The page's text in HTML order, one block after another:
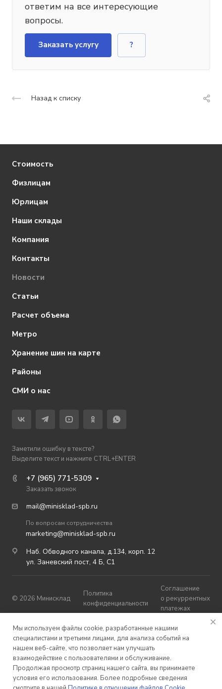
ответим на все интересующие
вопросы.
Заказать услугу ?
Назад к списку
Стоимость
Физлицам
Юрлицам
Наши склады
Компания
Контакты
Новости
Статьи
Расчет объема
Метро
Хранение шин на карте
Районы
СМИ о нас
Заметили ошибку в тексте?
Выделите текст и нажмите CTRL+ENTER
+7 (965) 771-5309
Заказать звонок
По вопросам сотрудничества
marketing@minisklad-spb.ru
mail@minisklad-spb.ru
Наб. Обводного канала, д.134, корп. 12
ул. Заневский пост, 4 Б, С1
© 2026 Минисклад
Политика
конфиденциальности
Соглашение
о рекуррентных
платежах
Публичная
оферта
Карта сайта
Мы используем файлы cookie, разработанные нашими
специалистами и третьими лицами, для анализа событий на
нашем веб-сайте, что позволяет нам улучшать
взаимодействие с пользователями и обслуживание.
Продолжая просмотр страниц нашего сайта, вы принимаете
условия его использования. Более подробные сведения